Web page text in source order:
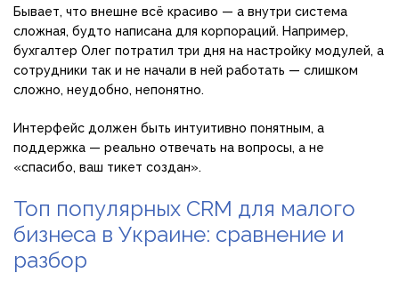
Бывает, что внешне всё красиво — а внутри система
сложная, будто написана для корпораций. Например,
бухгалтер Олег потратил три дня на настройку модулей, а
сотрудники так и не начали в ней работать — слишком
сложно, неудобно, непонятно.
Интерфейс должен быть интуитивно понятным, а
поддержка — реально отвечать на вопросы, а не
«спасибо, ваш тикет создан».
Топ популярных CRM для малого
бизнеса в Украине: сравнение и
разбор